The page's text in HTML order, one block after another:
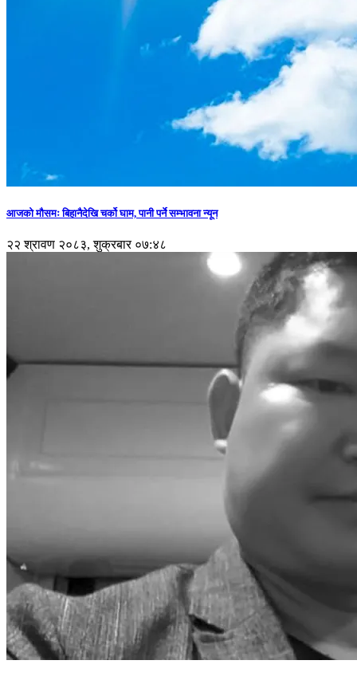
आजको मौसमः बिहानैदेखि चर्को घाम, पानी पर्ने सम्भावना न्यून
२२ श्रावण २०८३, शुक्रबार ०७:४८